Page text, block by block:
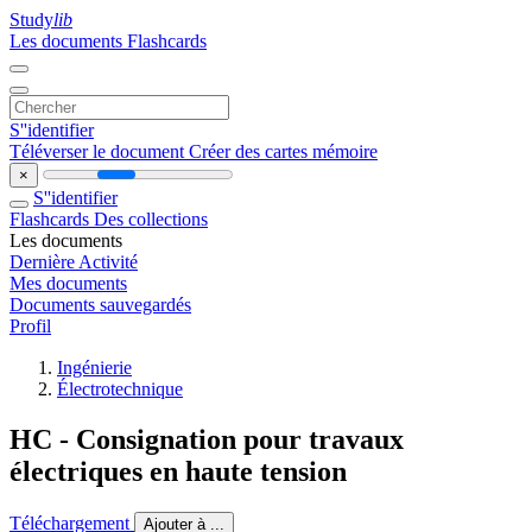
Studylib
Les documents Flashcards
S''identifier
Téléverser le document Créer des cartes mémoire
×
S''identifier
Flashcards Des collections
Les documents
Dernière Activité
Mes documents
Documents sauvegardés
Profil
Ingénierie
Électrotechnique
HC - Consignation pour travaux
électriques en haute tension
Téléchargement Ajouter à ...